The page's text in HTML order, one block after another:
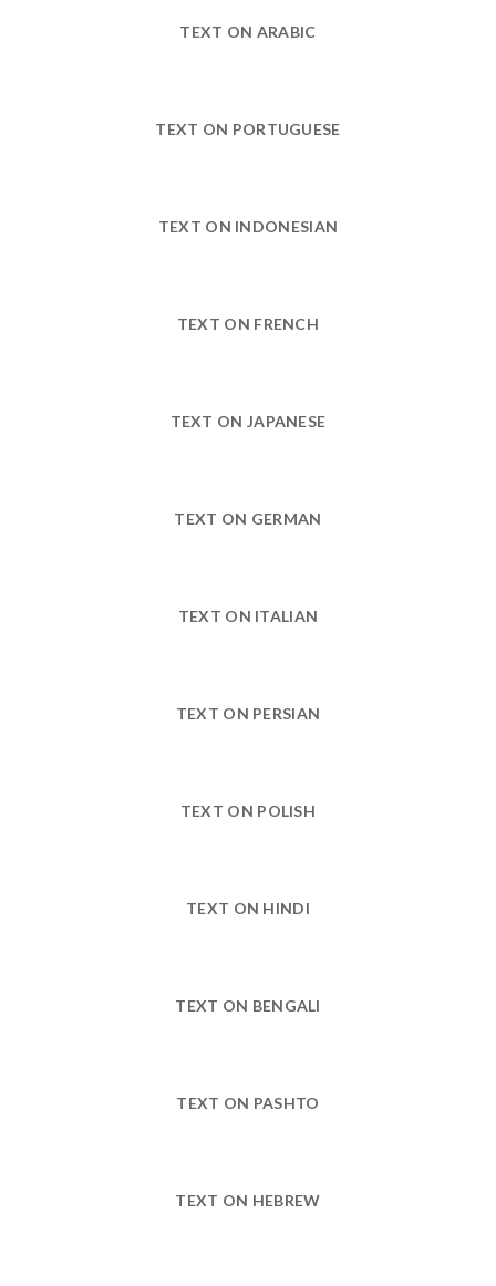
TEXT ON ARABIC
TEXT ON PORTUGUESE
TEXT ON INDONESIAN
TEXT ON FRENCH
TEXT ON JAPANESE
TEXT ON GERMAN
TEXT ON ITALIAN
TEXT ON PERSIAN
TEXT ON POLISH
TEXT ON HINDI
TEXT ON BENGALI
TEXT ON PASHTO
TEXT ON HEBREW